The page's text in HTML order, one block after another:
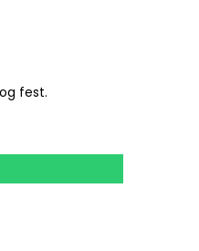
fest.